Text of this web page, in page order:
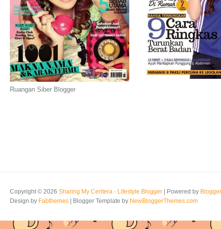
Ruangan Siber Blogger
Copyright © 2026 Sharing My Ceritera - Lifestyle Blogger | Powered by Blogger
Design by Fabthemes | Blogger Template by NewBloggerThemes.com